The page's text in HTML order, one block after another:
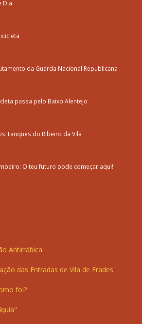
Dia
da Guarda Nacional Republicana
passa pelo Baixo Alentejo
Tanques do Ribeiro da Vila
O teu futuro pode começar aqui!
Antirrábica
das Entradas de Vila de Frades
foi?